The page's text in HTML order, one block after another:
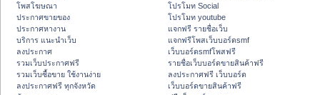
โพสโฆษณา
ประกาศขายของ
ประกาศหางาน
บริการ แนะนำเว็บ
ลงประกาศ
รวมเว็บประกาศฟรี
รวมเว็บซื้อขาย ใช้งานง่าย
ลงประกาศฟรี ทุกจังหวัด
โปรโมท Social
โปรโมท youtube
แจกฟรี รายชื่อเว็บ
แจกฟรีโพสเว็บบอร์ดsmf
เว็บบอร์ดsmfโพสฟรี
รายชื่อเว็บบอร์ดขายสินค้าฟรี
ลงประกาศฟรี เว็บบอร์ด
เว็บบอร์ดขายสินค้าฟรี